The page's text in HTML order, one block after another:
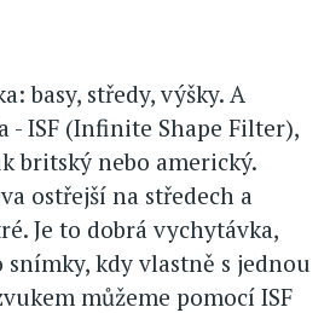
basy, středy, výšky. A
- ISF (Infinite Shape Filter),
britský nebo americký.
ostřejší na středech a
Je to dobrá vychytávka,
kdy vlastně s jednou
můžeme pomocí ISF